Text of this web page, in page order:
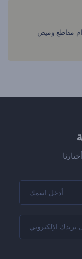
مقاطع وميض